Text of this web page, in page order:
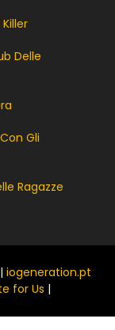
Delle
Gli
Ragazze
iogeneration.pt
for Us |